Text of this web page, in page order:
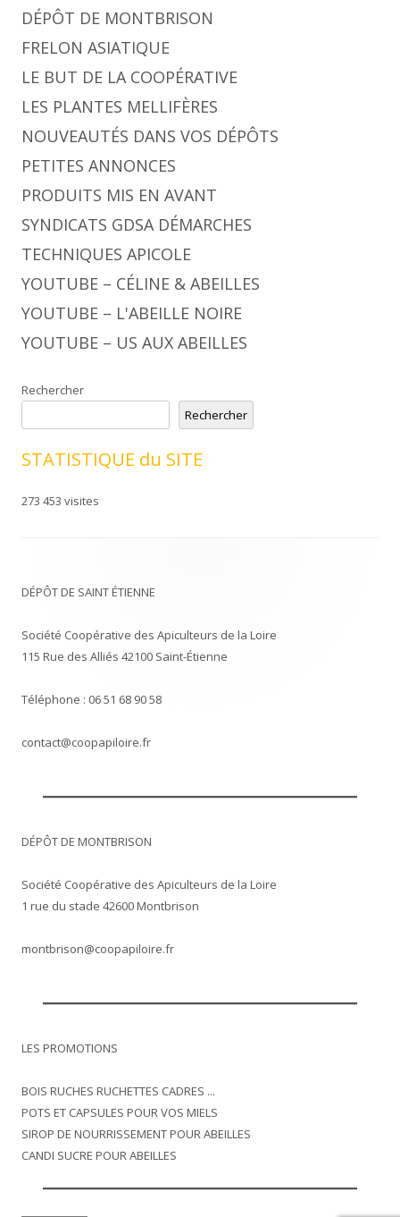
DÉPÔT DE MONTBRISON
FRELON ASIATIQUE
LE BUT DE LA COOPÉRATIVE
LES PLANTES MELLIFÈRES
NOUVEAUTÉS DANS VOS DÉPÔTS
PETITES ANNONCES
PRODUITS MIS EN AVANT
SYNDICATS GDSA DÉMARCHES
TECHNIQUES APICOLE
YOUTUBE – CÉLINE & ABEILLES
YOUTUBE – L'ABEILLE NOIRE
YOUTUBE – US AUX ABEILLES
Rechercher
Rechercher
STATISTIQUE du SITE
273 453 visites
DÉPÔT DE SAINT ÉTIENNE
Société Coopérative des Apiculteurs de la Loire
115 Rue des Alliés 42100 Saint-Étienne
Téléphone : 06 51 68 90 58
contact@coopapiloire.fr
DÉPÔT DE MONTBRISON
Société Coopérative des Apiculteurs de la Loire
1 rue du stade 42600 Montbrison
montbrison@coopapiloire.fr
LES PROMOTIONS
BOIS RUCHES RUCHETTES CADRES ...
POTS ET CAPSULES POUR VOS MIELS
SIROP DE NOURRISSEMENT POUR ABEILLES
CANDI SUCRE POUR ABEILLES